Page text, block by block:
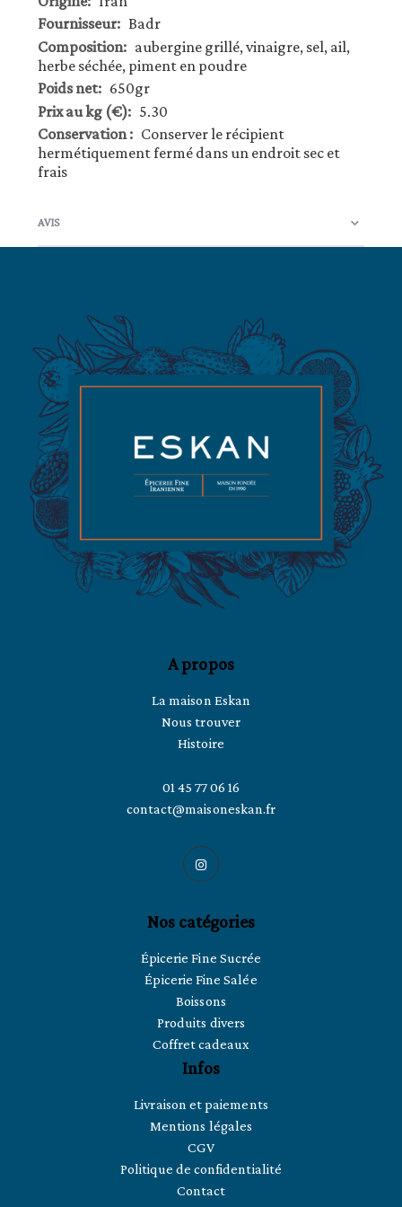
d’informationBadr
aubergine grillé, vinaigre, sel, ail,
herbe séchée, piment en poudre
650gr
5.30
Conserver le récipient
hermétiquement fermé dans un endroit sec et
frais
AVIS
A propos
La maison Eskan
Nous trouver
Histoire
01 45 77 06 16
contact@maisoneskan.fr
Nos catégories
Épicerie Fine Sucrée
Épicerie Fine Salée
Boissons
Produits divers
Coffret cadeaux
Infos
Livraison et paiements
Mentions légales
CGV
Politique de confidentialité
Contact